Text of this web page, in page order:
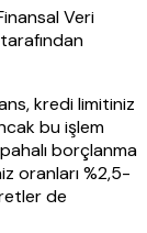
Veri
kredi limitiniz
bu işlem
borçlanma
oranları %2,5-
de